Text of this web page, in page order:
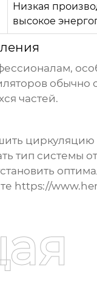
Низкая
высокое
обычно
частей.
тип системы
https://